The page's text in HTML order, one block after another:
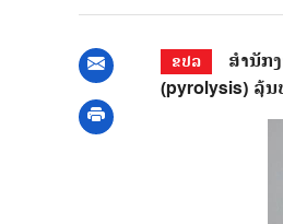
ຂປລ
ສຳນັກ
(pyrolysis) ລຸ້